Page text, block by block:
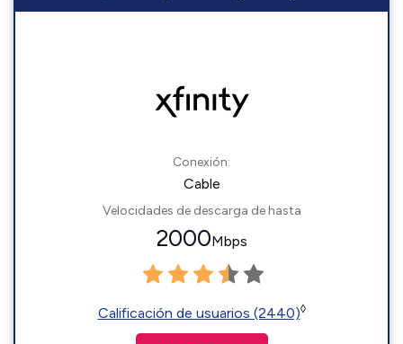
Conexión:
Cable
Velocidades de descarga de hasta
2000Mbps
Calificación de usuarios (2440)◊